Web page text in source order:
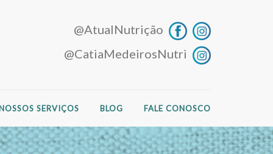
@AtualNutrição
@CatiaMedeirosNutri
SERVIÇOS BLOG FALE CONOSCO